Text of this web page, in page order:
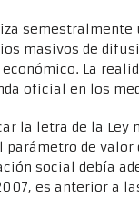
masivos de
La
oficial en los
la letra de la Ley
parámetro de
social debía
es anterior a